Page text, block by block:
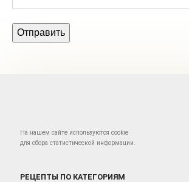
На нашем сайте используются cookie
для сбора статистической информации.
РЕЦЕПТЫ ПО КАТЕГОРИЯМ